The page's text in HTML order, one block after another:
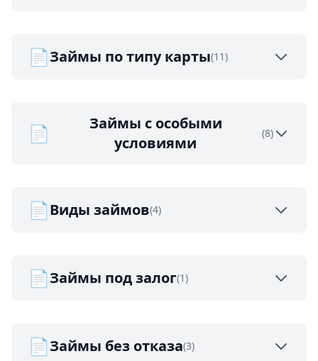
📄Займы по типу карты(11)
📄
Займы с особыми
условиями
(8)
📄Виды займов(4)
📄Займы под залог(1)
📄Займы без отказа(3)